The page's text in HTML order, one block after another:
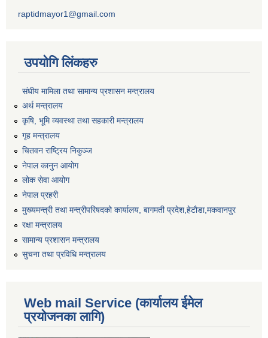
raptidmayor1@gmail.com
उपयोगि लिंकहरु
संघीय मामिला तथा सामान्य प्रशासन मन्त्रालय
अर्थ मन्त्रालय
कृषि, भूमि व्यवस्था तथा सहकारी मन्त्रालय
गृह मन्त्रालय
चितवन राष्ट्रिय निकुञ्ज
नेपाल कानुन आयोग
लोक सेवा आयोग
नेपाल प्रहरी
मुख्यमन्त्री तथा मन्त्रीपरिषदको कार्यालय, बागमती प्रदेश,हेटाैडा,मकवानपुर
रक्षा मन्त्रालय
सामान्य प्रशासन मन्त्रालय
सुचना तथा प्रविधि मन्त्रालय
Web mail Service (कार्यालय ईमेल
प्रयोजनका लागि)